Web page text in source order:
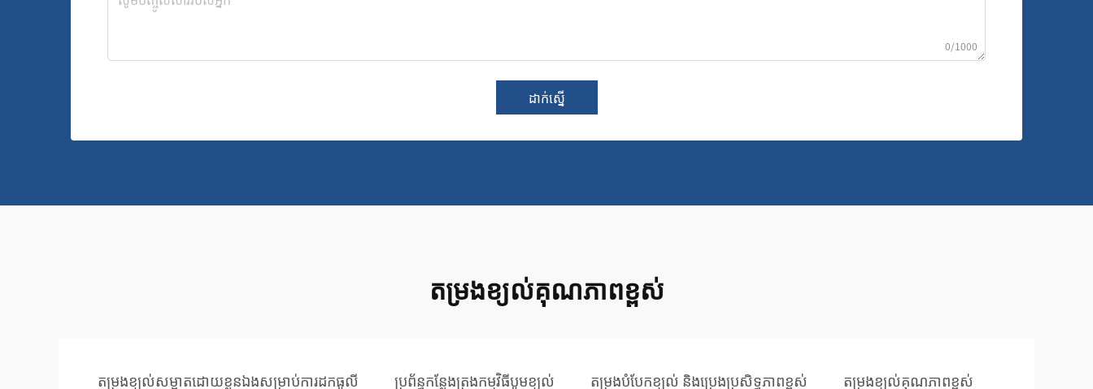
0/1000
ដាក់ស្នើ
តម្រងខ្យល់គុណភាពខ្ពស់
តម្រងខ្យល់សម្អាតដោយខ្លួនឯងសម្រាប់ការដកធូលី ប្រព័ន្ធកន្លែងត្រងកម្មវិធីបូមខ្យល់ តម្រងបំបែកខ្យល់ និងប្រេងប្រសិទ្ធភាពខ្ពស់ តម្រងខ្យល់គុណភាពខ្ពស់